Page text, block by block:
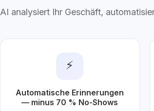
AI analysiert Ihr Geschäft,
⚡
Automatische Erinnerungen
— minus 70 % No-Shows